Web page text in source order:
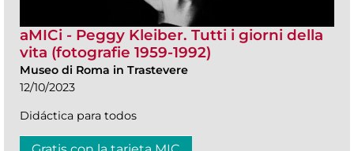
aMICi - Peggy Kleiber. Tutti i giorni della
vita (fotografie 1959-1992)
Museo di Roma in Trastevere
12/10/2023
Didáctica para todos